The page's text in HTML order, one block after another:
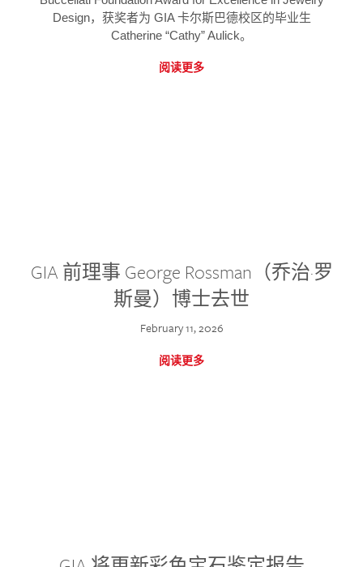
Design，获奖者为 GIA 卡尔斯巴德校区的毕业生
Catherine “Cathy” Aulick。
阅读更多
GIA 前理事 George Rossman（乔治·罗
斯曼）博士去世
February 11, 2026
阅读更多